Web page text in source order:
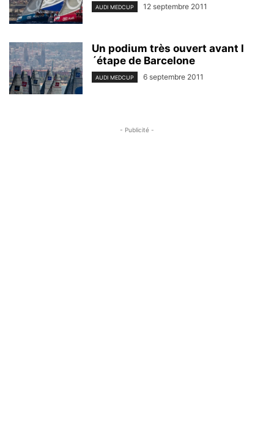
AUDI MEDCUP 12 septembre 2011
Un podium très ouvert avant l
´étape de Barcelone
AUDI MEDCUP 6 septembre 2011
- Publicité -